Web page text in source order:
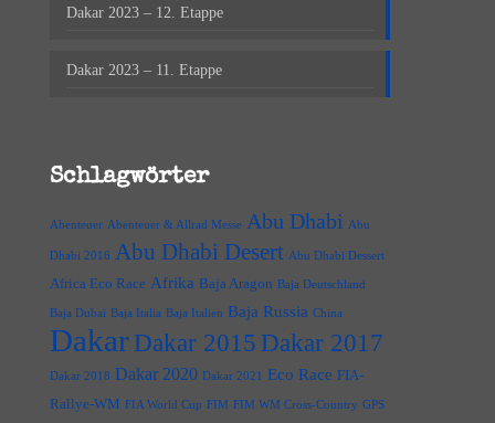
Dakar 2023 – 12. Etappe
Dakar 2023 – 11. Etappe
Schlagwörter
Abenteuer Abenteuer & Allrad Messe Abu Dhabi Abu
Dhabi 2016 Abu Dhabi Desert Abu Dhabi Dessert
Africa Eco Race Afrika Baja Aragon Baja Deutschland
Baja Dubai Baja Italia Baja Italien Baja Russia China
Dakar Dakar 2015 Dakar 2017
Dakar 2018 Dakar 2020 Dakar 2021 Eco Race FIA-
Rallye-WM
FIA World Cup FIM FIM WM Cross-Country GPS